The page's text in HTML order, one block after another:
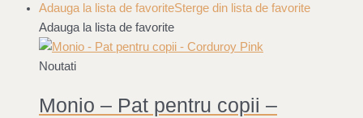
Adauga la lista de favoriteSterge din lista de favorite
Adauga la lista de favorite
Noutati
Monio – Pat pentru copii –